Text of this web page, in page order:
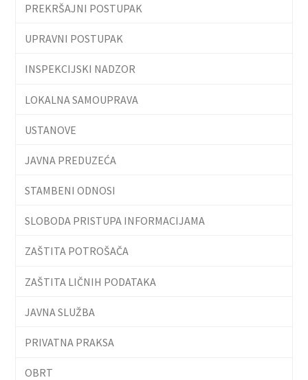
PREKRŠAJNI POSTUPAK
UPRAVNI POSTUPAK
INSPEKCIJSKI NADZOR
LOKALNA SAMOUPRAVA
USTANOVE
JAVNA PREDUZEĆA
STAMBENI ODNOSI
SLOBODA PRISTUPA INFORMACIJAMA
ZAŠTITA POTROŠAČA
ZAŠTITA LIČNIH PODATAKA
JAVNA SLUŽBA
PRIVATNA PRAKSA
OBRT